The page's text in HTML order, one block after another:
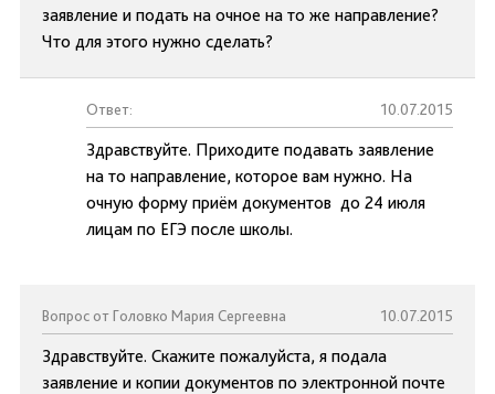
заявление и подать на очное на то же направление?
Что для этого нужно сделать?
Ответ: 10.07.2015
Здравствуйте. Приходите подавать заявление
на то направление, которое вам нужно. На
очную форму приём документов до 24 июля
лицам по ЕГЭ после школы.
Вопрос от Головко Мария Сергеевна 10.07.2015
Здравствуйте. Скажите пожалуйста, я подала
заявление и копии документов по электронной почте